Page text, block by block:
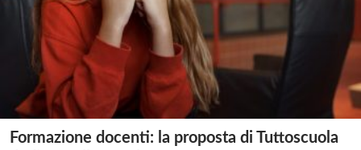
Formazione docenti: la proposta di Tuttoscuola